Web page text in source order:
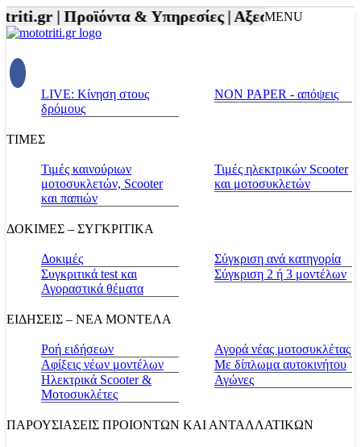
| Προϊόντα & Υπηρεσίες | Αξεσουάρ
MENU
LIVE: Κίνηση στους
δρόμους
NON PAPER - απόψεις
ΤΙΜΕΣ
Τιμές καινούριων
μοτοσυκλετών, Scooter
και παπιών
Τιμές ηλεκτρικών Scooter
και μοτοσυκλετών
ΔΟΚΙΜΕΣ – ΣΥΓΚΡΙΤΙΚΑ
Δοκιμές
Συγκριτικά test και
Αγοραστικά θέματα
Σύγκριση ανά κατηγορία
Σύγκριση 2 ή 3 μοντέλων
ΕΙΔΗΣΕΙΣ – ΝΕΑ ΜΟΝΤΕΛΑ
Ροή ειδήσεων
Αφίξεις νέων μοντέλων
Ηλεκτρικά Scooter &
Μοτοσυκλέτες
Αγορά νέας μοτοσυκλέτας
Με δίπλωμα αυτοκινήτου
Αγώνες
ΠΑΡΟΥΣΙΑΣΕΙΣ ΠΡΟΙΟΝΤΩΝ ΚΑΙ ΑΝΤΑΛΛΑΤΙΚΩΝ